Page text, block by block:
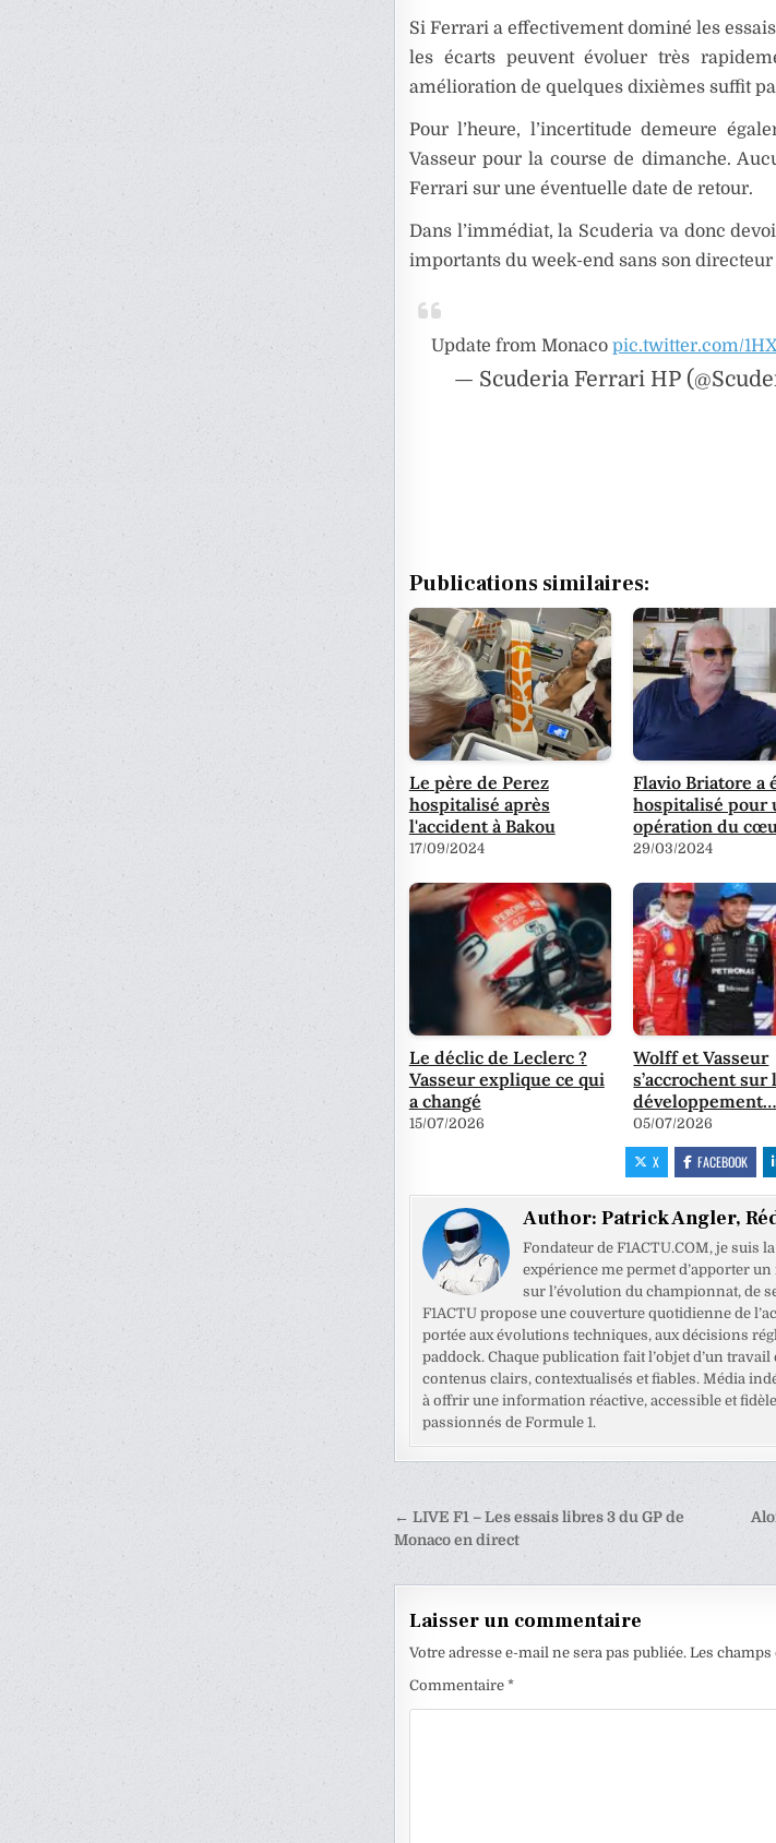
Si Ferrari a effectivement dominé les
les écarts peuvent évoluer très
amélioration de quelques dixièmes suffit
Pour l’heure, l’incertitude demeure
Vasseur pour la course de dimanche.
Ferrari sur une éventuelle date de retour.
Dans l’immédiat, la Scuderia va donc
importants du week-end sans son
Update from Monaco pic.twitter.com/
— Scuderia Ferrari HP
Publications similaires:
Le père de Perez
hospitalisé après
l'accident à Bakou
17/09/2024
Flavio Briatore a
hospitalisé pour
opération du
29/03/2024
Le déclic de Leclerc ?
Vasseur explique ce qui
a changé
15/07/2026
Wolff et Vasseur
s’accrochent sur
développement…
05/07/2026
X FACEBOOK
Author: Patrick Angler,
Fondateur de F1ACTU.COM, je suis
expérience me permet d’apporter
sur l’évolution du championnat, de
F1ACTU propose une couverture quotidienne de
portée aux évolutions techniques, aux décisions
paddock. Chaque publication fait l’objet d’un
contenus clairs, contextualisés et fiables. Média
à offrir une information réactive, accessible et fidèle
passionnés de Formule 1.
Navigation
de
l’article
← LIVE F1 – Les essais libres 3 du GP de
Monaco en direct
Laisser un commentaire
Votre adresse e-mail ne sera pas publiée. Les
Commentaire *